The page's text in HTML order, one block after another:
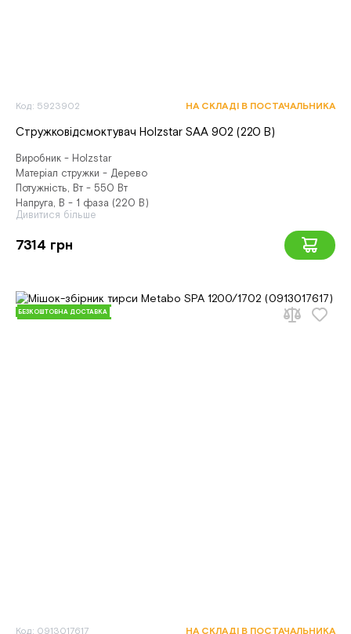
Код: 5923902 НА СКЛАДІ В ПОСТАЧАЛЬНИКА
Стружковідсмоктувач Holzstar SAA 902 (220 В)
Виробник - Holzstar
Матеріал стружки - Дерево
Потужність, Вт - 550 Вт
Напруга, В - 1 фаза (220 В)
Дивитися більше
7314 грн
БЕЗКОШТОВНА ДОСТАВКА
Код: 0913017617 НА СКЛАДІ В ПОСТАЧАЛЬНИКА